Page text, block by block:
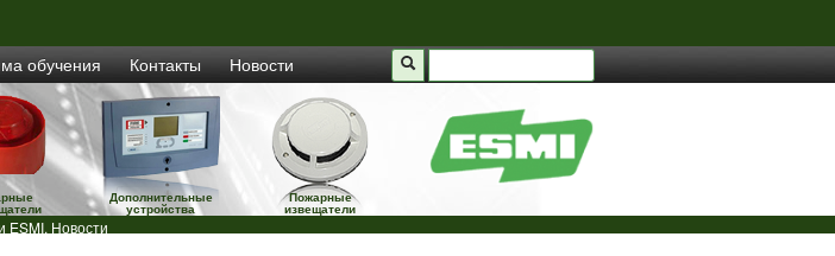
обучения Контакты Новости
Дополнительные
устройства
Пожарные
извещатели
ESMI. Новости